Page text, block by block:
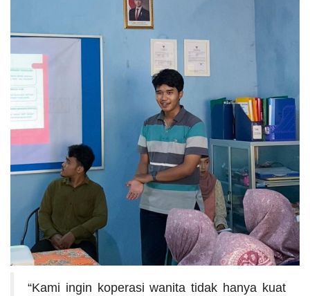
“Kami ingin koperasi wanita tidak hanya kuat